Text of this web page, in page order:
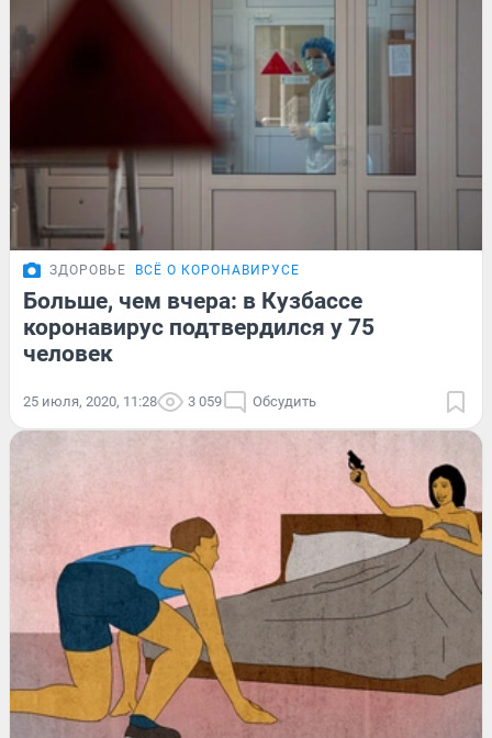
ЗДОРОВЬЕ ВСЁ О КОРОНАВИРУСЕ
Больше, чем вчера: в Кузбассе
коронавирус подтвердился у 75
человек
25 июля, 2020, 11:28 3 059 Обсудить